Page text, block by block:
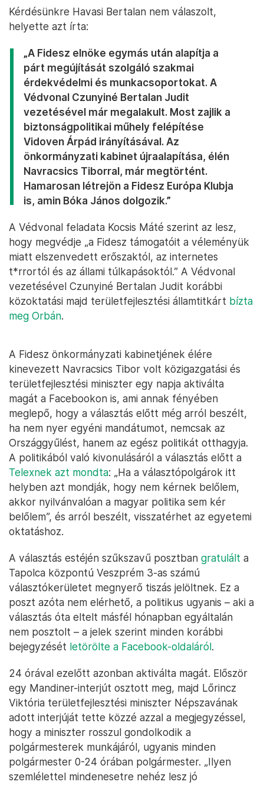
Kérdésünkre Havasi Bertalan nem válaszolt,
helyette azt írta:
„A Fidesz elnöke egymás után alapítja a
párt megújítását szolgáló szakmai
érdekvédelmi és munkacsoportokat. A
Védvonal Czunyiné Bertalan Judit
vezetésével már megalakult. Most zajlik a
biztonságpolitikai műhely felépítése
Vidoven Árpád irányításával. Az
önkormányzati kabinet újraalapítása, élén
Navracsics Tiborral, már megtörtént.
Hamarosan létrejön a Fidesz Európa Klubja
is, amin Bóka János dolgozik.”
A Védvonal feladata Kocsis Máté szerint az lesz,
hogy megvédje „a Fidesz támogatóit a véleményük
miatt elszenvedett erőszaktól, az internetes
t*rrortól és az állami túlkapásoktól.” A Védvonal
vezetésével Czunyiné Bertalan Judit korábbi
közoktatási majd területfejlesztési államtitkárt bízta
meg Orbán.
A Fidesz önkormányzati kabinetjének élére
kinevezett Navracsics Tibor volt közigazgatási és
területfejlesztési miniszter egy napja aktiválta
magát a Facebookon is, ami annak fényében
meglepő, hogy a választás előtt még arról beszélt,
ha nem nyer egyéni mandátumot, nemcsak az
Országgyűlést, hanem az egész politikát otthagyja.
A politikából való kivonulásáról a választás előtt a
Telexnek azt mondta: „Ha a választópolgárok itt
helyben azt mondják, hogy nem kérnek belőlem,
akkor nyilvánvalóan a magyar politika sem kér
belőlem”, és arról beszélt, visszatérhet az egyetemi
oktatáshoz.
A választás estéjén szűkszavű posztban gratulált a
Tapolca központú Veszprém 3-as számú
választókerületet megnyerő tiszás jelöltnek. Ez a
poszt azóta nem elérhető, a politikus ugyanis – aki a
választás óta eltelt másfél hónapban egyáltalán
nem posztolt – a jelek szerint minden korábbi
bejegyzését letörölte a Facebook-oldaláról.
24 órával ezelőtt azonban aktiválta magát. Először
egy Mandiner-interjút osztott meg, majd Lőrincz
Viktória területfejlesztési miniszter Népszavának
adott interjúját tette közzé azzal a megjegyzéssel,
hogy a miniszter rosszul gondolkodik a
polgármesterek munkájáról, ugyanis minden
polgármester 0-24 órában polgármester. „Ilyen
szemlélettel mindenesetre nehéz lesz jó